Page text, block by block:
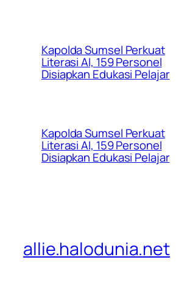
Kapolda Sumsel Perkuat
Literasi AI, 159 Personel
Disiapkan Edukasi Pelajar
Kapolda Sumsel Perkuat
Literasi AI, 159 Personel
Disiapkan Edukasi Pelajar
allie.halodunia.net